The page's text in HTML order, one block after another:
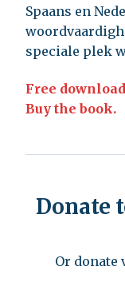
Spaans en
speciale plek
Free
Buy the book.
Donate
Or donate